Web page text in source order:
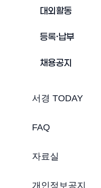
대외활동
등록·납부
채용공지
서경 TODAY
FAQ
자료실
개인정보공지